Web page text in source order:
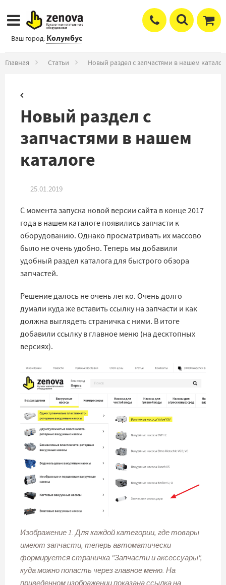
Ваш город: Колумбус
Главная Статьи Новый раздел с запчастями в нашем
Новый раздел с
запчастями в нашем
каталоге
25.01.2019
С момента запуска новой версии сайта в конце 2017
года в нашем каталоге появились запчасти к
оборудованию. Однако просматривать их массово
было не очень удобно. Теперь мы добавили
удобный раздел каталога для быстрого обзора
запчастей.
Решение далось не очень легко. Очень долго
думали куда же вставить ссылку на запчасти и как
должна выглядеть страничка с ними. В итоге
добавили ссылку в главное меню (на десктопных
версиях).
Изображение 1. Для каждой категории, где товары
имеют запчасти, теперь автоматически
формируется страничка "Запчасти и аксессуары",
куда можно попасть через главное меню. На
приведенном изображении показана ссылка на